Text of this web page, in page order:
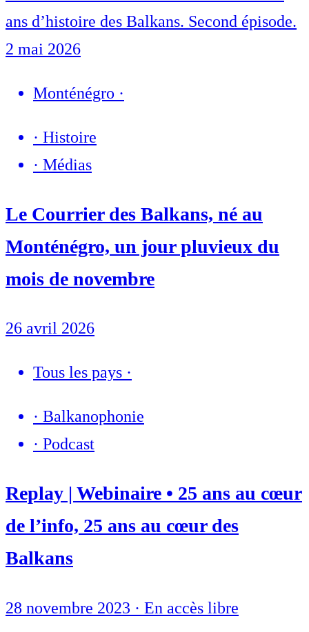
ans d’histoire des Balkans. Second épisode.
2 mai 2026
Monténégro ·
· Histoire
· Médias
Le Courrier des Balkans, né au
Monténégro, un jour pluvieux du
mois de novembre
26 avril 2026
Tous les pays ·
· Balkanophonie
· Podcast
Replay | Webinaire • 25 ans au cœur
de l’info, 25 ans au cœur des
Balkans
28 novembre 2023 · En accès libre